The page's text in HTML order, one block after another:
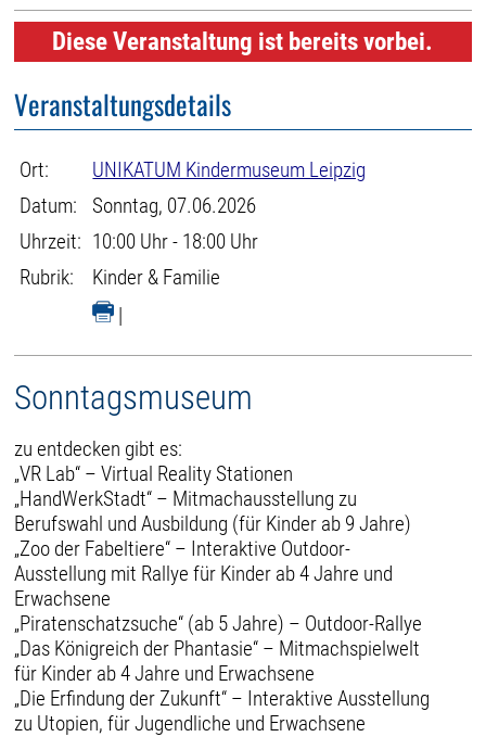
Diese Veranstaltung ist bereits vorbei.
Veranstaltungsdetails
Ort:
UNIKATUM Kindermuseum Leipzig
Datum:
Sonntag, 07.06.2026
Uhrzeit: 10:00 Uhr - 18:00 Uhr
Rubrik:
Kinder & Familie
|
Sonntagsmuseum
zu entdecken gibt es:
„VR Lab“ – Virtual Reality Stationen
„HandWerkStadt“ – Mitmachausstellung zu
Berufswahl und Ausbildung (für Kinder ab 9 Jahre)
„Zoo der Fabeltiere“ – Interaktive Outdoor-
Ausstellung mit Rallye für Kinder ab 4 Jahre und
Erwachsene
„Piratenschatzsuche“ (ab 5 Jahre) – Outdoor-Rallye
„Das Königreich der Phantasie“ – Mitmachspielwelt
für Kinder ab 4 Jahre und Erwachsene
„Die Erfindung der Zukunft“ – Interaktive Ausstellung
zu Utopien, für Jugendliche und Erwachsene